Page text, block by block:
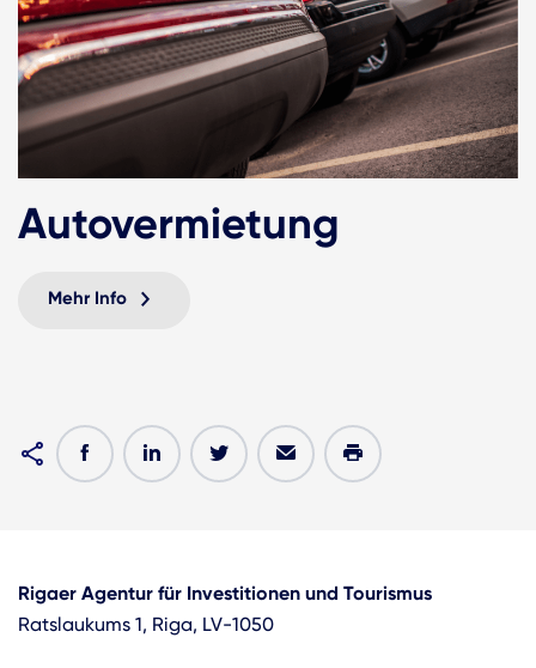
Autovermietung
Mehr Info
Rigaer Agentur für Investitionen und Tourismus
Ratslaukums 1, Riga, LV-1050